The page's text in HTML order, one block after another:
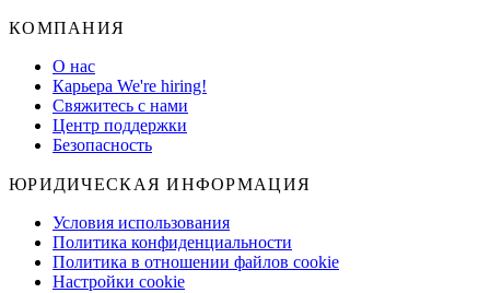
КОМПАНИЯ
О нас
Карьера We're hiring!
Свяжитесь с нами
Центр поддержки
Безопасность
ЮРИДИЧЕСКАЯ ИНФОРМАЦИЯ
Условия использования
Политика конфиденциальности
Политика в отношении файлов cookie
Настройки cookie